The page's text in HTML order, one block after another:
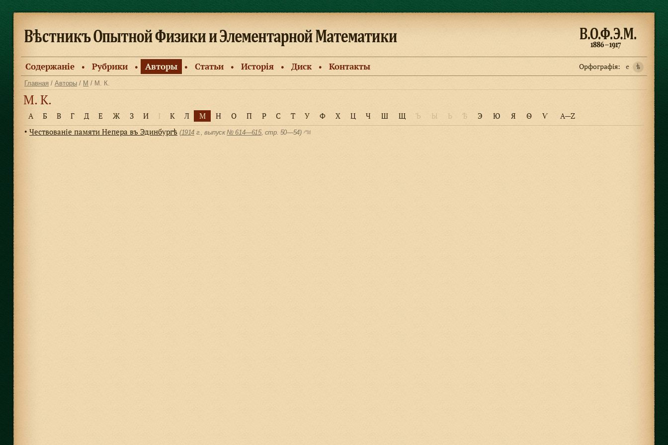
Содержанiе ● Рубрики ● Авторы ● Статьи ● Исторiя ● Диск ● Контакты Орфографiя: e ѣ
Главная / Авторы / М / М. К.
М. К.
А Б В Г Д Е Ж З И І К Л М Н О П Р С Т У Ф Х Ц Ч Ш Щ Ъ Ы Ь Ѣ Э Ю Я Ѳ Ѵ A—Z
● Чествованіе памяти Непера въ Эдинбургѣ (1914 г., выпуск№ 614—615, cтр. 50—54)